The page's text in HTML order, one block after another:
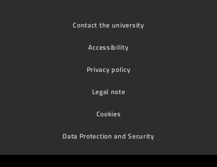
Contact the university
Accessibility
Privacy policy
Legal note
Cookies
Data Protection and Security